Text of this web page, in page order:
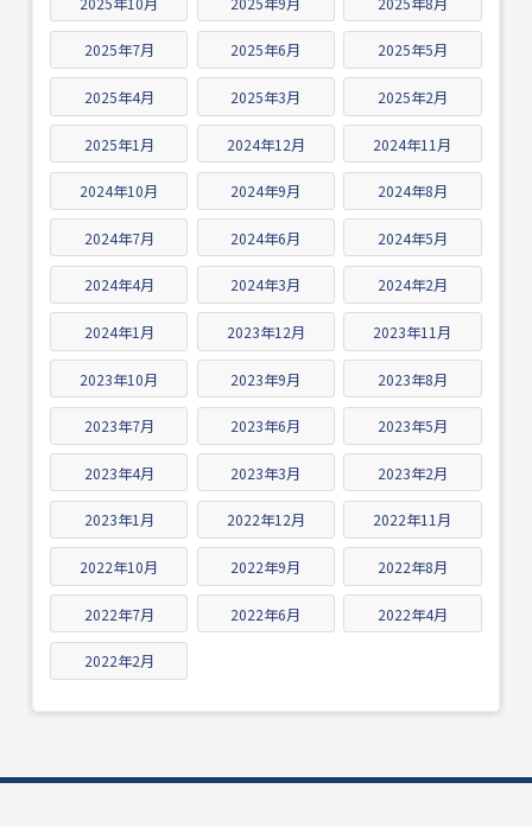
2025年7月 2025年6月 2025年5月
2025年4月 2025年3月 2025年2月
2025年1月 2024年12月 2024年11月
2024年10月 2024年9月 2024年8月
2024年7月 2024年6月 2024年5月
2024年4月 2024年3月 2024年2月
2024年1月 2023年12月 2023年11月
2023年10月 2023年9月 2023年8月
2023年7月 2023年6月 2023年5月
2023年4月 2023年3月 2023年2月
2023年1月 2022年12月 2022年11月
2022年10月 2022年9月 2022年8月
2022年7月 2022年6月 2022年4月
2022年2月